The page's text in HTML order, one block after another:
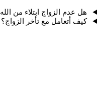
هل عدم الزواج ابتلاء من
كيف أتعامل مع تأخر الزواج؟